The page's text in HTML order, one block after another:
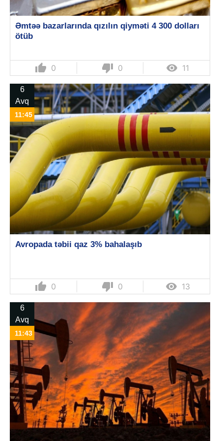
Əmtəə bazarlarında qızılın qiyməti 4 300 dolları
ötüb
thumb_up 0 thumb_down 0  11
6
Avq
11:45
Avropada təbii qaz 3% bahalaşıb
thumb_up 0 thumb_down 0  13
6
Avq
11:43